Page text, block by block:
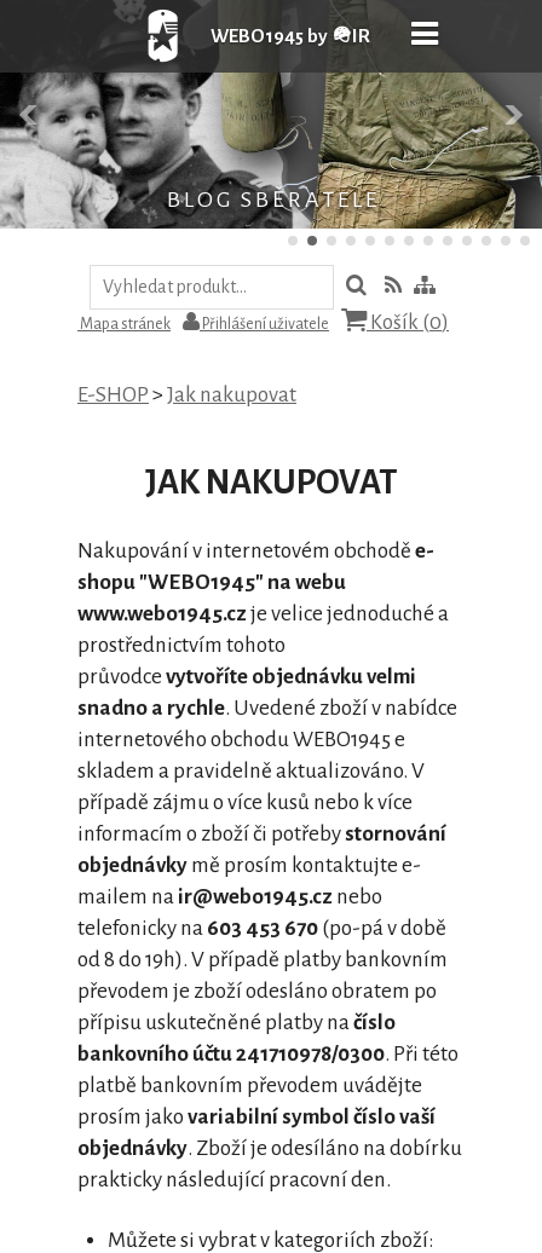
B L O G S B Ě R A T E L E
WEBO1945 by 🪖IR
Mapa stránek Přihlášení uživatele Košík (0)
E-SHOP > Jak nakupovat
JAK NAKUPOVAT
Nakupování v internetovém obchodě e-
shopu "WEBO1945" na webu
www.webo1945.czje velice jednoduché a
prostřednictvím tohoto
průvodce vytvoříte objednávku velmi
snadno a rychle. Uvedené zboží v nabídce
internetového obchodu WEBO1945 e
skladem a pravidelně aktualizováno. V
případě zájmu o více kusů nebo k více
informacím o zboží či potřebystornování
objednávky mě prosím kontaktujte e-
mailem na ir@webo1945.cz nebo
telefonicky na 603 453 670 (po-pá v době
od 8 do 19h). V případě platby bankovním
převodem je zboží odesláno obratem po
přípisu uskutečněné platby na číslo
bankovního účtu 241710978/0300. Při této
platbě bankovním převodem uvádějte
prosím jako variabilní symbol číslo vaší
objednávky. Zboží je odesíláno na dobírku
prakticky následující pracovní den.
Můžete si vybrat v kategoriích zboží: